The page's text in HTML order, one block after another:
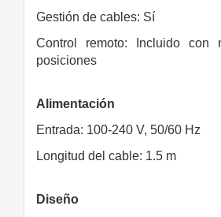
Gestión de cables: Sí
Control remoto: Incluido con
posiciones
Alimentación
Entrada: 100-240 V, 50/60 Hz
Longitud del cable: 1.5 m
Diseño